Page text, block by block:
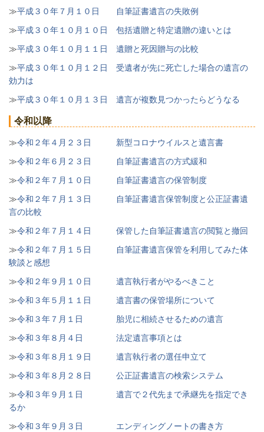
≫平成３０年７月１０日 自筆証書遺言の失敗例
≫平成３０年１０月１０日 包括遺贈と特定遺贈の違いとは
≫平成３０年１０月１１日 遺贈と死因贈与の比較
≫平成３０年１０月１２日 受遺者が先に死亡した場合の遺言の
効力は
≫平成３０年１０月１３日 遺言が複数見つかったらどうなる
令和以降
≫令和２年４月２３日 新型コロナウイルスと遺言書
≫令和２年６月２３日 自筆証書遺言の方式緩和
≫令和２年７月１０日 自筆証書遺言の保管制度
≫令和２年７月１３日 自筆証書遺言保管制度と公正証書遺
言の比較
≫令和２年７月１４日 保管した自筆証書遺言の閲覧と撤回
≫令和２年７月１５日 自筆証書遺言保管を利用してみた体
験談と感想
≫令和２年９月１０日 遺言執行者がやるべきこと
≫令和３年５月１１日 遺言書の保管場所について
≫令和３年７月１日 胎児に相続させるための遺言
≫令和３年８月４日 法定遺言事項とは
≫令和３年８月１９日 遺言執行者の選任申立て
≫令和３年８月２８日 公正証書遺言の検索システム
≫令和３年９月１日 遺言で２代先まで承継先を指定でき
るか
≫令和３年９月３日 エンディングノートの書き方